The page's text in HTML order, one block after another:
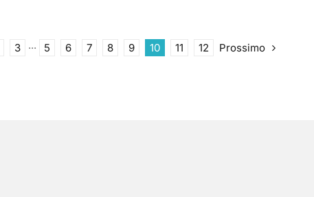
3 ··· 5 6 7 8 9 10 11 12 Prossimo